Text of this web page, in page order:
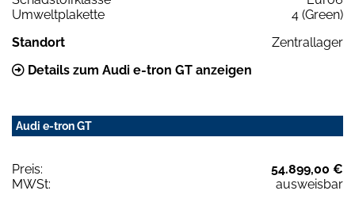
Umweltplakette
4 (Green)
Standort
Zentrallager
Details zum Audi e-tron GT anzeigen
Audi e-tron GT
Preis:
54.899,00 €
MWSt:
ausweisbar